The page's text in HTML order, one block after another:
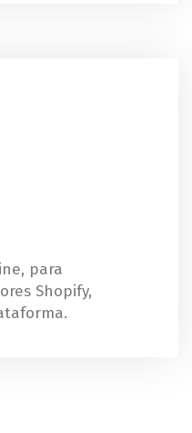
para
Shopify,